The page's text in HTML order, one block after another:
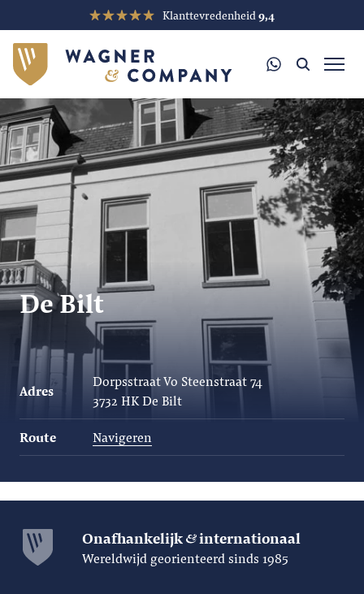
Klanttevredenheid9,4
De Bilt
Adres
Dorpsstraat Vo Steenstraat 74
3732 HK De Bilt
Route Navigeren
Onafhankelijk internationaal
Wereldwijd georienteerd sinds 1985